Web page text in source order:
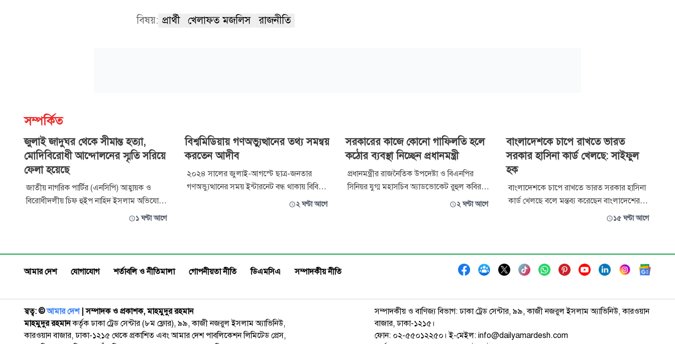
বিষয়: প্রার্থী খেলাফত মজলিস রাজনীতি
সম্পর্কিত
জুলাই জাদুঘর থেকে সীমান্ত হত্যা,
মোদিবিরোধী আন্দোলনের স্মৃতি সরিয়ে
ফেলা হয়েছে
জাতীয় নাগরিক পার্টির (এনসিপি) আহ্বায়ক ও
বিরোধীদলীয় চিফ হুইপ নাহিদ ইসলাম অভিযোগ
করেছেন, জুলাই স্মৃতি জাদুঘর থেকে সীমান্ত হত্যা
জাদুঘর পরিদর্শন শেষে সাংবাদিকদের তিনি এসব
কথা বলেন। নাহিদ ইসলাম বলেন, ‘জুলা
১ ঘণ্টা আগে
বিশ্বমিডিয়ায় গণঅভ্যুত্থানের তথ্য সমন্বয়
করতেন আদীব
২০২৪ সালের জুলাই-আগস্টে ছাত্র-জনতার
গণঅভ্যুত্থানের সময় ইন্টারনেট বন্ধ থাকায় বিবিসি,
রয়টার্স, এএফপি, আলজাজিরা ও নেত্রনিউজের
কেন্দ্রীয় সাধারণ সম্পাদক। বর্তমানে জাতীয়
২ ঘণ্টা আগে
সরকারের কাজে কোনো গাফিলতি হলে
কঠোর ব্যবস্থা নিচ্ছেন প্রধানমন্ত্রী
প্রধানমন্ত্রীর রাজনৈতিক উপদেষ্টা ও বিএনপির
সিনিয়র যুগ্ম মহাসচিব অ্যাডভোকেট রুহুল কবির
রিজভী বলেছেন, সরকারের কাজে কোনো ধরনের
প্রধানমন্ত্রী শক্ত হাতে ব্যবস্থা
২ ঘণ্টা আগে
বাংলাদেশকে চাপে রাখতে ভারত
সরকার হাসিনা কার্ড খেলছে: সাইফুল
হক
বাংলাদেশকে চাপে রাখতে ভারত সরকার হাসিনা
কার্ড খেলছে বলে মন্তব্য করেছেন বাংলাদেশের
বিপ্লবী ওয়ার্কার্স পার্টির সাধারণ সম্পাদক সাইফুল
তা থেকে ভারতের নীতিনির্ধারকেরা কোনো শিক্ষা
গ্রহণ করেনি। ফেব্রুয়ারিতে বাংলাদ
১৫ ঘণ্টা আগে
আমার দেশ যোগাযোগ শর্তাবলি ও নীতিমালা গোপনীয়তা নীতি ডিএমসিএ সম্পাদকীয় নীতি
স্বত্ব: ©️আমার দেশ| সম্পাদক ও প্রকাশক, মাহমুদুর রহমান
মাহমুদুর রহমানকর্তৃক ঢাকা ট্রেড সেন্টার (৮ম ফ্লোর), ৯৯, কাজী নজরুল ইসলাম অ্যাভিনিউ,
কারওয়ান বাজার, ঢাকা-১২১৫ থেকে প্রকাশিত এবং আমার দেশ পাবলিকেশন লিমিটেড প্রেস,
সম্পাদকীয় ও বাণিজ্য বিভাগ: ঢাকা ট্রেড সেন্টার, ৯৯, কাজী নজরুল ইসলাম অ্যাভিনিউ, কারওয়ান
বাজার, ঢাকা-১২১৫।
ফোন: ০২-৫৫০১২২৫০। ই-মেইল: info@dailyamardesh.com